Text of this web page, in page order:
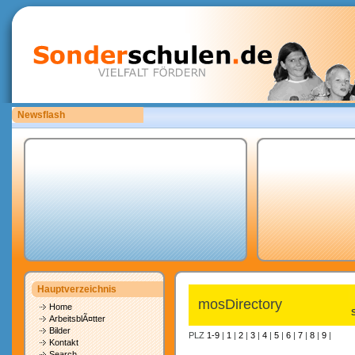
Newsflash
Bitte laden Sie eigene copyrightfreie Unterrichtsmaterialien hoch.
Hauptverzeichnis
Home
ArbeitsblÃ¤tter
Bilder
Kontakt
mosDirectory
PLZ 1-9 | 1 | 2 | 3 | 4 | 5 | 6 | 7 | 8 | 9 |